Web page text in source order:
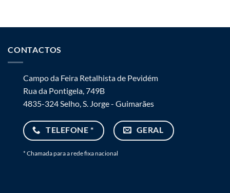
CONTACTOS
Campo da Feira Retalhista de Pevidém
Rua da Pontigela, 749B
4835-324 Selho, S. Jorge - Guimarães
TELEFONE * GERAL
* Chamada para a rede fixa nacional